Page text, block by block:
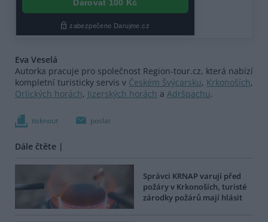
Eva Veselá
Autorka pracuje pro společnost Region-tour.cz, která nabízí
kompletní turisticky servis v Českém Švýcarsku, Krkonoších,
Orlických horách, Jizerských horách a Adršpachu.
tisknout poslat
Dále čtěte |
Správci KRNAP varují před
požáry v Krkonoších, turisté
zárodky požárů mají hlásit